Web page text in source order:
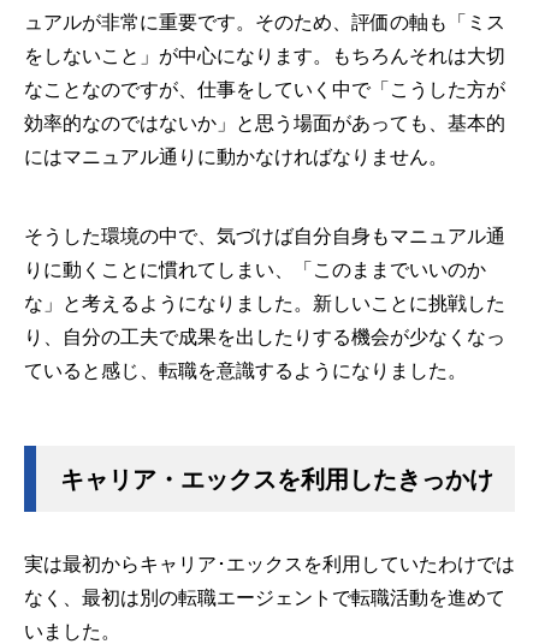
ュアルが非常に重要です。そのため、評価の軸も「ミス
をしないこと」が中心になります。もちろんそれは大切
なことなのですが、仕事をしていく中で「こうした方が
効率的なのではないか」と思う場面があっても、基本的
にはマニュアル通りに動かなければなりません。
そうした環境の中で、気づけば自分自身もマニュアル通
りに動くことに慣れてしまい、「このままでいいのか
な」と考えるようになりました。新しいことに挑戦した
り、自分の工夫で成果を出したりする機会が少なくなっ
ていると感じ、転職を意識するようになりました。
キャリア・エックスを利用したきっかけ
実は最初からキャリア･エックスを利用していたわけでは
なく、最初は別の転職エージェントで転職活動を進めて
いました。